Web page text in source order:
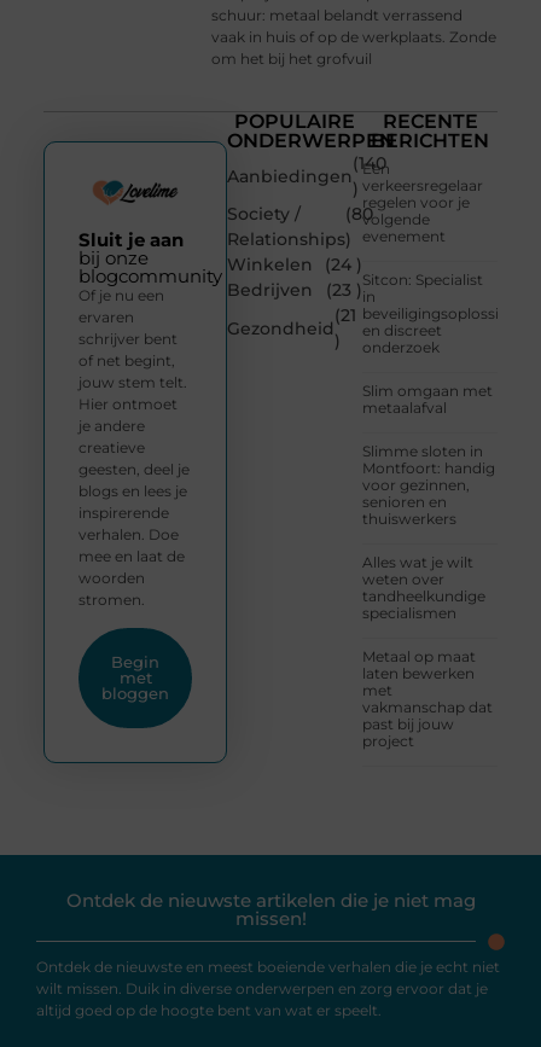
schuur: metaal belandt verrassend
vaak in huis of op de werkplaats. Zonde
om het bij het grofvuil
POPULAIRE
ONDERWERPEN
Aanbiedingen
(140
)
Society /
Relationships
(80
)
Winkelen
(24 )
Bedrijven
(23 )
Gezondheid
(21
)
RECENTE
BERICHTEN
Een
verkeersregelaar
regelen voor je
volgende
evenement
Sitcon: Specialist
in
beveiligingsoplossingen
en discreet
onderzoek
Slim omgaan met
metaalafval
Slimme sloten in
Montfoort: handig
voor gezinnen,
senioren en
thuiswerkers
Alles wat je wilt
weten over
tandheelkundige
specialismen
Metaal op maat
laten bewerken
met
vakmanschap dat
past bij jouw
project
Sluit je aan
bij onze
blogcommunity
Of je nu een
ervaren
schrijver bent
of net begint,
jouw stem telt.
Hier ontmoet
je andere
creatieve
geesten, deel je
blogs en lees je
inspirerende
verhalen. Doe
mee en laat de
woorden
stromen.
Begin
met
bloggen
Ontdek de nieuwste artikelen die je niet mag
missen!
Ontdek de nieuwste en meest boeiende verhalen die je echt niet
wilt missen. Duik in diverse onderwerpen en zorg ervoor dat je
altijd goed op de hoogte bent van wat er speelt.